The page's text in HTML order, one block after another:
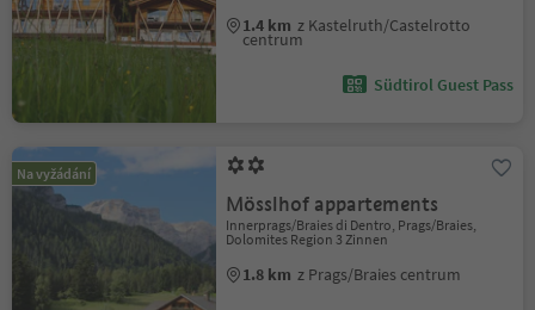
1.4 km z Kastelruth/Castelrotto
centrum
Südtirol Guest Pass
Na vyžádání
Mösslhof appartements
Innerprags/Braies di Dentro, Prags/Braies,
Dolomites Region 3 Zinnen
1.8 km z Prags/Braies centrum